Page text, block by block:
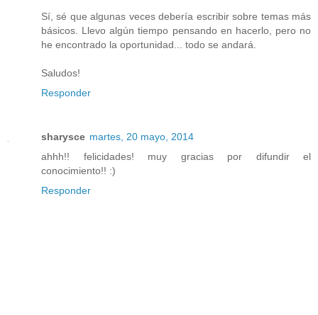
Sí, sé que algunas veces debería escribir sobre temas más
básicos. Llevo algún tiempo pensando en hacerlo, pero no
he encontrado la oportunidad... todo se andará.
Saludos!
Responder
sharysce martes, 20 mayo, 2014
ahhh!! felicidades! muy gracias por difundir el
conocimiento!! :)
Responder